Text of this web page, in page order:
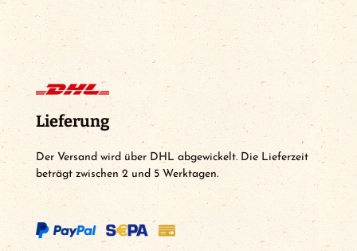
Lieferung
Der Versand wird über DHL abgewickelt. Die Lieferzeit
beträgt zwischen 2 und 5 Werktagen.